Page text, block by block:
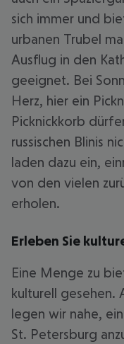
sich immer und
urbanen Trubel
Ausflug in den
geeignet. Bei
Herz, hier ein
Picknickkorb
russischen Blinis
laden dazu ein,
von den vielen
erholen.
Erleben Sie
Eine Menge zu
kulturell gesehen.
legen wir nahe,
St. Petersburg